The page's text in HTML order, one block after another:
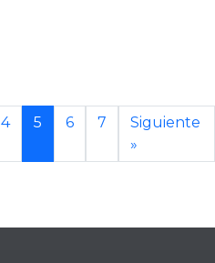
4 5 6 7
Siguiente
»